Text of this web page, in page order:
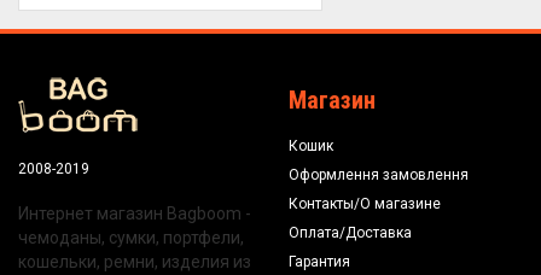
2008-2019
Интернет магазин Bagboom -
чемоданы, сумки, портфели,
кошельки, ремни, изделия из
Магазин
Кошик
Оформлення замовлення
Контакты/О магазине
Оплата/Доставка
Гарантия